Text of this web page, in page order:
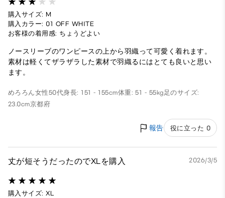
購入サイズ: M
購入カラー: 01 OFF WHITE
お客様の着用感: ちょうどよい
ノースリーブのワンピースの上から羽織って可愛く着れます。
素材は軽くてザラザラした素材で羽織るにはとても良いと思い
ます。
めろろん女性50代身長: 151 - 155cm体重: 51 - 55kg足のサイズ:
23.0cm京都府
報告 役に立った 0
丈が短そうだったのでXLを購入 2026/3/5
購入サイズ: XL